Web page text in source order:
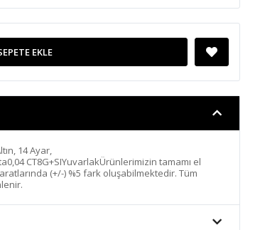
EKLE
14 Ayar,
CT8G+SIYuvarlakÜrünlerimizin tamamı el
(+/-) %5 fark oluşabilmektedir. Tüm